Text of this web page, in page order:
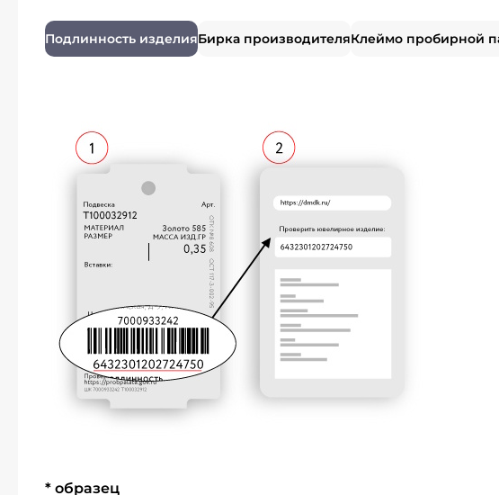
Подлинность изделияБирка производителяКлеймо пробирной
* образец